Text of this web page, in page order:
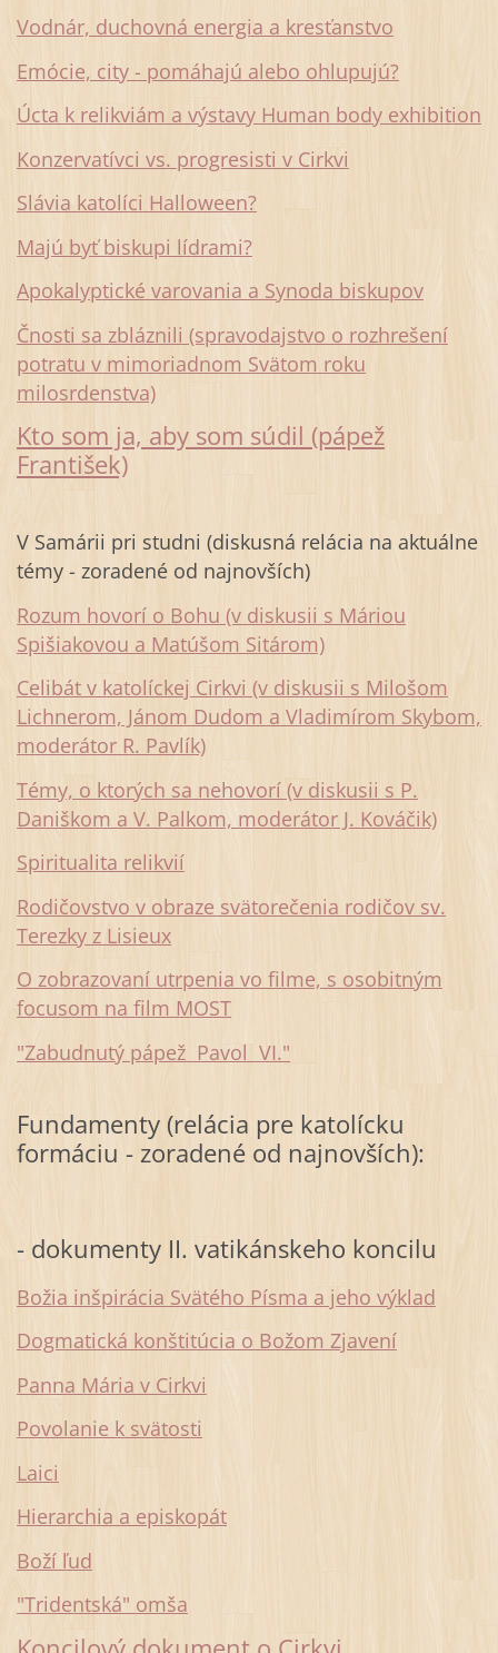
Vodnár, duchovná energia a kresťanstvo
Emócie, city - pomáhajú alebo ohlupujú?
Úcta k relikviám a výstavy Human body exhibition
Konzervatívci vs. progresisti v Cirkvi
Slávia katolíci Halloween?
Majú byť biskupi lídrami?
Apokalyptické varovania a Synoda biskupov
Čnosti sa zbláznili (spravodajstvo o rozhrešení
potratu v mimoriadnom Svätom roku
milosrdenstva)
Kto som ja, aby som súdil (pápež
František)
V Samárii pri studni (diskusná relácia na aktuálne
témy - zoradené od najnovších)
Rozum hovorí o Bohu (v diskusii s Máriou
Spišiakovou a Matúšom Sitárom)
Celibát v katolíckej Cirkvi (v diskusii s Milošom
Lichnerom, Jánom Dudom a Vladimírom Skybom,
moderátor R. Pavlík)
Témy, o ktorých sa nehovorí (v diskusii s P.
Daniškom a V. Palkom, moderátor J. Kováčik)
Spiritualita relikvií
Rodičovstvo v obraze svätorečenia rodičov sv.
Terezky z Lisieux
O zobrazovaní utrpenia vo filme, s osobitným
focusom na film MOST
"Zabudnutý pápež Pavol VI."
Fundamenty (relácia pre katolícku
formáciu - zoradené od najnovších):
- dokumenty II. vatikánskeho koncilu
Božia inšpirácia Svätého Písma a jeho výklad
Dogmatická konštitúcia o Božom Zjavení
Panna Mária v Cirkvi
Povolanie k svätosti
Laici
Hierarchia a episkopát
Boží ľud
"Tridentská" omša